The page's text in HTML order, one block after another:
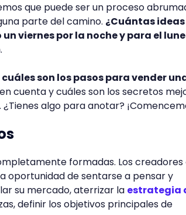
que puede ser un proceso
parte del camino. ¿Cuántas
viernes por la noche y para el
cuáles son los pasos para vender
cuenta y cuáles son los secretos
algo para anotar?
formadas. Los creadores
oportunidad de sentarse a pensar y
su mercado, aterrizar la estrategia
definir los objetivos principales de